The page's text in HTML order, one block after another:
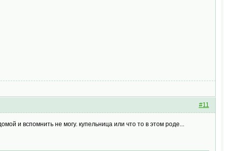
#11
и вспомнить не могу. купельница или что то в этом роде...